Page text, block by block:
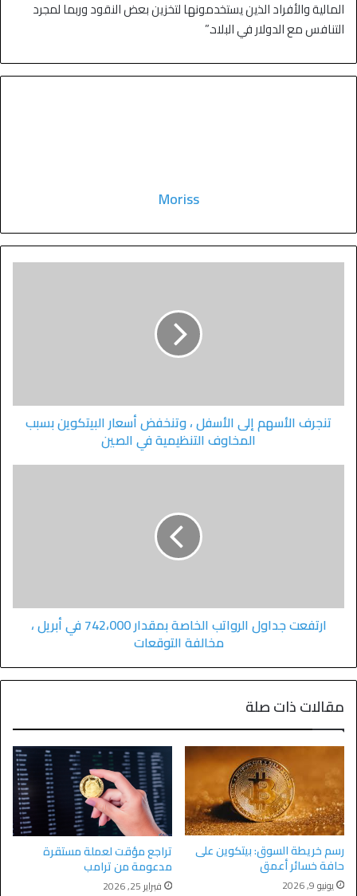
المالية والأفراد الذين يستخدمونها لتخزين بعض النقود وربما لمجرد
التنافس مع الدولار في البلاد.”
Moriss
تنجرف الأسهم إلى الأسفل ، وتنخفض أسعار البيتكوين بسبب
المخاوف التنظيمية في الصين
ارتفعت جداول الرواتب الخاصة بمقدار 742،000 في أبريل ،
مخالفة التوقعات
مقالات ذات صلة
رسم خريطة السوق: بيتكوين على
حافة خسائر أعمق
يونيو 9, 2026
تراجع مؤقت لعملة مستقرة
مدعومة من ترامب
فبراير 25, 2026